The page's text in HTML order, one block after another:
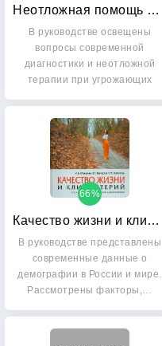
Неотложная помощь в акушерстве: Руководство для врачей
В руководстве освещены
вопросы современной
диагностики и неотложной
терапии при угрожающих
Качество жизни и климактерий: Руководство
66%
В руководстве представлены
современные данные о
демографии в России и мире.
Рассмотрены факторы,…